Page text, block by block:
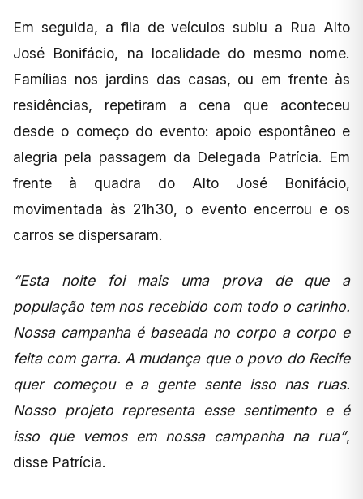
Em seguida, a fila de veículos subiu a Rua Alto
José Bonifácio, na localidade do mesmo nome.
Famílias nos jardins das casas, ou em frente às
residências, repetiram a cena que aconteceu
desde o começo do evento: apoio espontâneo e
alegria pela passagem da Delegada Patrícia. Em
frente à quadra do Alto José Bonifácio,
movimentada às 21h30, o evento encerrou e os
carros se dispersaram.
“Esta noite foi mais uma prova de que a
população tem nos recebido com todo o carinho.
Nossa campanha é baseada no corpo a corpo e
feita com garra. A mudança que o povo do Recife
quer começou e a gente sente isso nas ruas.
Nosso projeto representa esse sentimento e é
isso que vemos em nossa campanha na rua”,
disse Patrícia.